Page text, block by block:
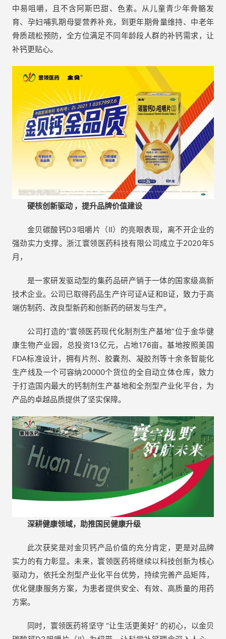
中易咀嚼，且不含阿斯巴甜、色素。从儿童青少年骨骼发
育、孕妇哺乳期母婴营养补充，到更年期骨量维持、中老年
骨质疏松预防，全方位满足不同年龄段人群的补钙需求，让
补钙更贴心。
硬核创新驱动 ， 提升品牌价值建设
金贝碳酸钙D3咀嚼片（II）的亮眼表现，离不开企业的
强劲实力支撑。浙江寰领医药科技有限公司成立于2020年5
月，
是一家研发驱动型的集药品研产销于一体的国家级高新
技术企业。公司已取得药品生产许可证A证和B证，致力于高
端仿制药、改良型新药和创新药的研发与生产。
公司打造的“寰领医药现代化制剂生产基地”位于金华健
康生物产业园，总投资13亿元，占地176亩。基地按照美国
FDA标准设计，拥有片剂、胶囊剂、凝胶剂等十余条智能化
生产线及一个可容纳20000个货位的全自动立体仓库，致力
于打造国内最大的钙制剂生产基地和全剂型产业化平台，为
产品的卓越品质提供了坚实保障。
深耕健康领域，助推国民健康升级
此次获奖是对金贝钙产品价值的充分肯定，更是对品牌
实力的有力彰显。未来，寰领医药将继续以科技创新为核心
驱动力，依托全剂型产业化平台优势，持续完善产品矩阵，
优化健康服务方案，为患者提供安全、有效、高质量的用药
方案。
同时，寰领医药将坚守 “让生活更美好” 的初心，以金贝